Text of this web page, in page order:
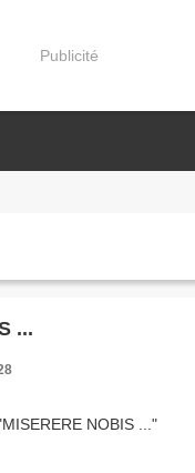
Publicité
...